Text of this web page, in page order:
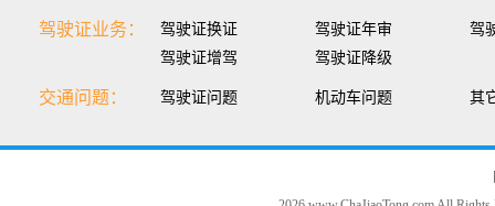
驾驶证业务： 驾驶证换证 驾驶证年审
驾
驾驶证增驾
驾驶证降级
交通问题： 驾驶证问题 机动车问题 其